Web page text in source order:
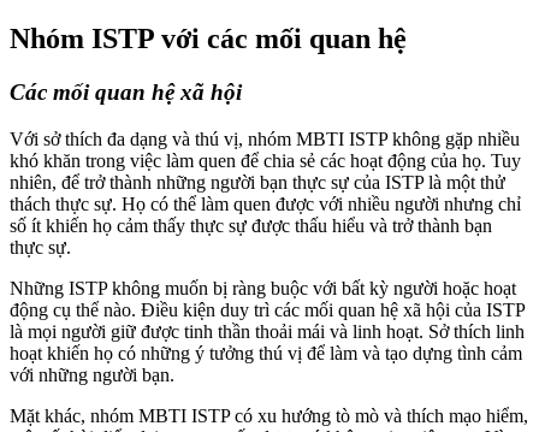
Nhóm ISTP với các mối quan hệ
Các mối quan hệ xã hội
Với sở thích đa dạng và thú vị, nhóm MBTI ISTP không gặp nhiều
khó khăn trong việc làm quen để chia sẻ các hoạt động của họ. Tuy
nhiên, để trở thành những người bạn thực sự của ISTP là một thử
thách thực sự. Họ có thể làm quen được với nhiều người nhưng chỉ
số ít khiến họ cảm thấy thực sự được thấu hiểu và trở thành bạn
thực sự.
Những ISTP không muốn bị ràng buộc với bất kỳ người hoặc hoạt
động cụ thể nào. Điều kiện duy trì các mối quan hệ xã hội của ISTP
là mọi người giữ được tinh thần thoải mái và linh hoạt. Sở thích linh
hoạt khiến họ có những ý tưởng thú vị để làm và tạo dựng tình cảm
với những người bạn.
Mặt khác, nhóm MBTI ISTP có xu hướng tò mò và thích mạo hiểm,